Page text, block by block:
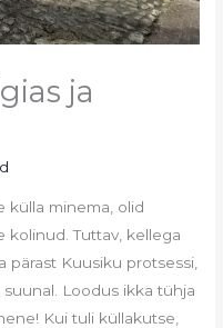
ja
külla minema, olid
kolinud. Tuttav, kellega
Kuusiku protsessi,
Loodus ikka tühja
Kui tuli küllakutse,